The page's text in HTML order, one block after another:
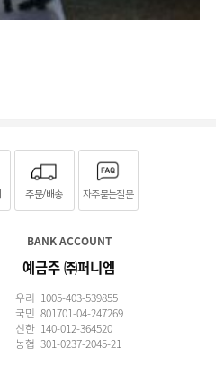
주문/배송 자주묻는질문
BANK ACCOUNT
예금주 ㈜퍼니엠
우리 1005-403-539855
국민 801701-04-247269
신한 140-012-364520
농협 301-0237-2045-21